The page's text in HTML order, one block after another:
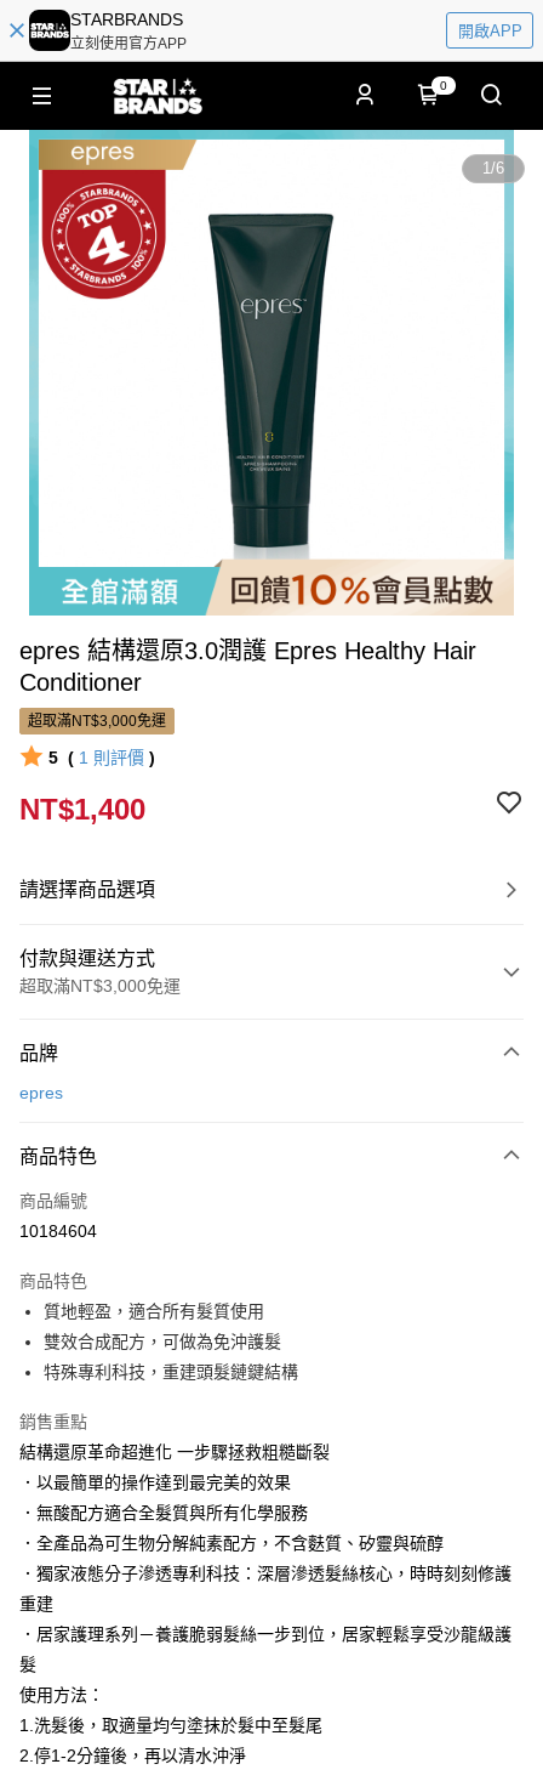
STARBRANDS
立刻使用官方APP
開啟APP
0
1/6
epres 結構還原3.0潤護 Epres Healthy Hair
Conditioner
超取滿NT$3,000免運
5 ( 1 則評價 )
NT$1,400
請選擇商品選項
付款與運送方式
超取滿NT$3,000免運
信用卡一次付款
Apple Pay
街口支付
Google Pay
AFTEE先享後付
相關說明
AFTEE先享後付是「在收到商品之後才付款」的支付方式。 讓您購物簡單
１．簡單：不需註冊會員、不需綁卡、不需儲值。
２．便利：只要手機號碼，簡訊認證，即可結帳。
３．安心：先確認商品／服務後，再付款。
【「AFTEE先享後付」結帳流程】
１．於結帳方式選擇「AFTEE先享後付」後，將跳轉至「AFTEE先享後付」
２．訂單成立數日內，您將收到繳費通知簡訊。
３．收到繳費通知簡訊後14天內，點擊此簡訊中的連結，可透過四大超商／
ATM／網路銀行／等多元方式進行付款，方視為交易完成。
※ 請注意：結帳手續完成當下不需立刻繳費，但若您需要取消訂單，請聯絡
購買商品的店家。未經商家同意取消之訂單仍視為有效，需透過AFTEE先享
後付繳納相關費用。
※ 交易是否成功請以「AFTEE先享後付 」之結帳頁面顯示為準，若有關於
是否繳費成功／繳費後需取消欲退款等相關疑問，請聯繫「AFTEE先享後付
運送方式
付款後全家取貨
付款後萊爾富取貨
每筆NT$100，滿NT$3,000(含以上)免運費
付款後7-11取貨
每筆NT$100，滿NT$3,000(含以上)免運費
宅配
每筆NT$120，滿NT$3,000(含以上)免運費
品牌
epres
商品特色
商品編號
10184604
商品特色
質地輕盈，適合所有髮質使用
雙效合成配方，可做為免沖護髮
特殊專利科技，重建頭髮鏈鍵結構
銷售重點
結構還原革命超進化 一步驟拯救粗糙斷裂
．以最簡單的操作達到最完美的效果
．無酸配方適合全髮質與所有化學服務
．全產品為可生物分解純素配方，不含麩質、矽靈與硫醇
．獨家液態分子滲透專利科技：深層滲透髮絲核心，時時刻刻修護
重建
．居家護理系列－養護脆弱髮絲一步到位，居家輕鬆享受沙龍級護
髮
使用方法：
1.洗髮後，取適量均勻塗抹於髮中至髮尾
2.停1-2分鐘後，再以清水沖淨